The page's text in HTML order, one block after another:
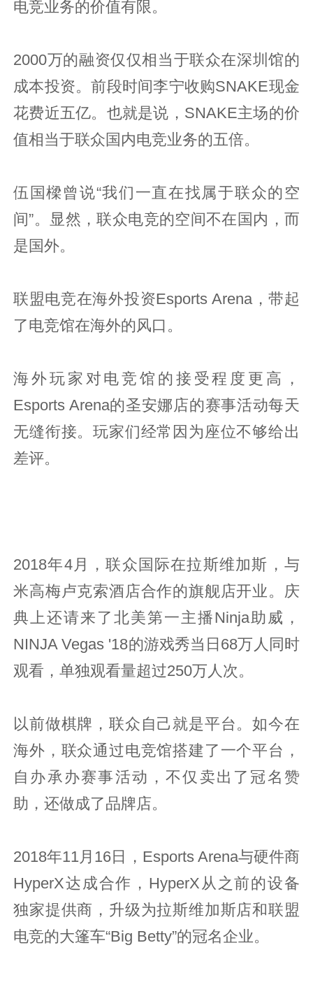
电竞业务的价值有限。
2000万的融资仅仅相当于联众在深圳馆的
成本投资。前段时间李宁收购SNAKE现金
花费近五亿。也就是说，SNAKE主场的价
值相当于联众国内电竞业务的五倍。
伍国樑曾说“我们一直在找属于联众的空
间”。显然，联众电竞的空间不在国内，而
是国外。
联盟电竞在海外投资Esports Arena，带起
了电竞馆在海外的风口。
海外玩家对电竞馆的接受程度更高，
Esports Arena的圣安娜店的赛事活动每天
无缝衔接。玩家们经常因为座位不够给出
差评。
2018年4月，联众国际在拉斯维加斯，与
米高梅卢克索酒店合作的旗舰店开业。庆
典上还请来了北美第一主播Ninja助威，
NINJA Vegas '18的游戏秀当日68万人同时
观看，单独观看量超过250万人次。
以前做棋牌，联众自己就是平台。如今在
海外，联众通过电竞馆搭建了一个平台，
自办承办赛事活动，不仅卖出了冠名赞
助，还做成了品牌店。
2018年11月16日，Esports Arena与硬件商
HyperX达成合作，HyperX从之前的设备
独家提供商，升级为拉斯维加斯店和联盟
电竞的大篷车“Big Betty”的冠名企业。